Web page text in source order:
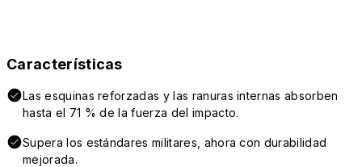
Características
Las esquinas reforzadas y las ranuras internas absorben
hasta el 71 % de la fuerza del impacto.
Supera los estándares militares, ahora con durabilidad
mejorada.